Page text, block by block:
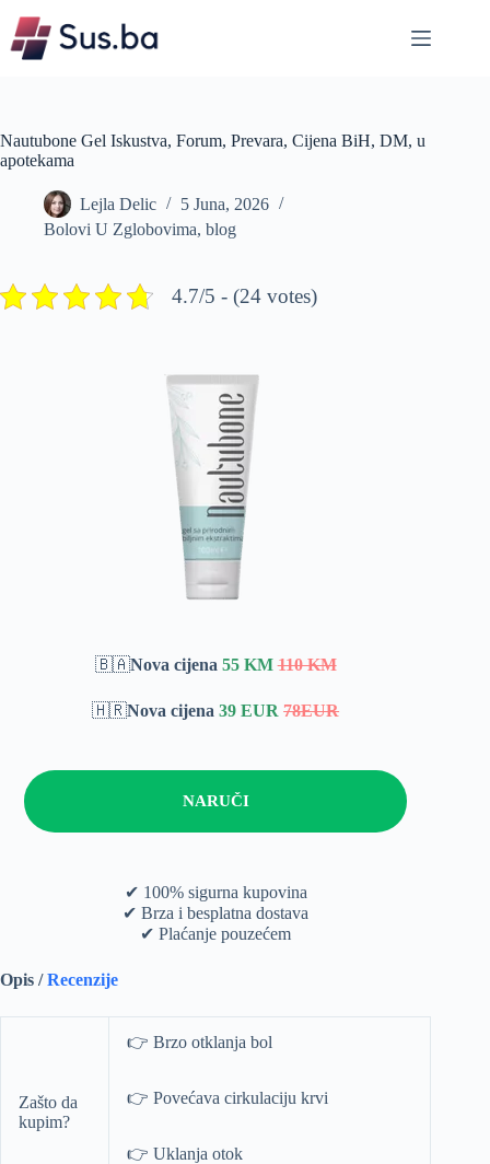
content
Nautubone Gel Iskustva, Forum, Prevara, Cijena BiH, DM, u
apotekama
Lejla Delic
5 Juna, 2026
Bolovi U Zglobovima, blog
4.7/5 - (24 votes)
🇧🇦Nova cijena 55 KM 110 KM
🇭🇷Nova cijena39 EUR 78EUR
NARUČI
✔ 100% sigurna kupovina
✔ Brza i besplatna dostava
✔ Plaćanje pouzećem
Opis /Recenzije
Zašto da
kupim?
👉 Brzo otklanja bol
👉 Povećava cirkulaciju krvi
👉 Uklanja otok